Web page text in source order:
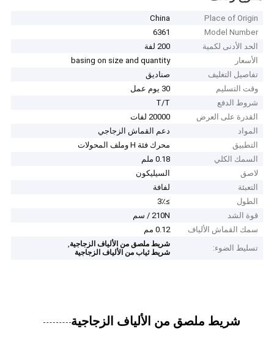
Place of Origin
China
Model Number
6361
الحد الأدنى لكمية
200 لفة
الأسعار
basing on size and quantity
تفاصيل التغليف
صناديق
وقت التسليم
30 يوم عمل
شروط الدفع
T/T
القدرة على العرض
20000 لفات
المواد
دعم القماش الزجاجي
التطبيق
محرك فئة H وملف المحولات
السمك الكلي
0.18 ملم
لاصق
السيليكون
التعبئة
لفافة
الطول
≥3٪
قوة الشد
210N / سم
سمك القماش الألياف
0.12 مم
تسليط الضوء:
شريط ملصق من الألياف الزجاجية,
شريط ثياب من الألياف الزجاجية
شريط ملصق من الألياف الزجاجية